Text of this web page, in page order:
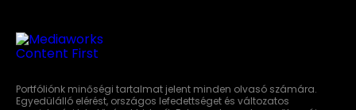
Portfóliónk minőségi tartalmat jelent minden olvasó számára.
Egyedülálló elérést, országos lefedettséget és változatos